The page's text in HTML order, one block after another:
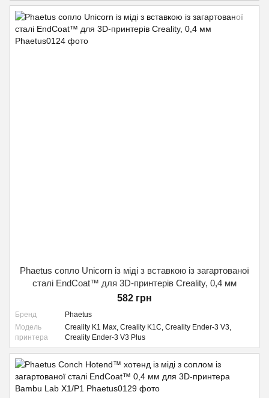
Phaetus сопло Unicorn із міді з вставкою із загартованої
сталі EndCoat™ для 3D-принтерів Creality, 0,4 мм
582 грн
Бренд
Phaetus
Модель
принтера
Creality K1 Max, Creality K1C, Creality Ender-3 V3,
Creality Ender-3 V3 Plus